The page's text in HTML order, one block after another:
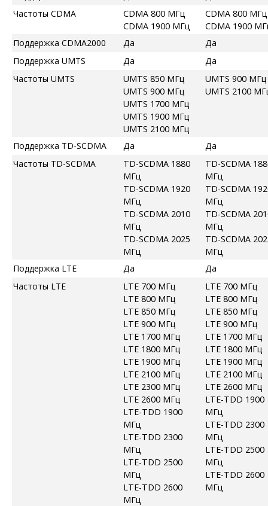
Частоты CDMA
CDMA 800 МГц
CDMA 1900 МГц
CDMA 800 МГц
CDMA 1900
Поддержка CDMA2000
Да
Да
Поддержка UMTS
Да
Да
Частоты UMTS
UMTS 850 МГц
UMTS 900 МГц
UMTS 1700 МГц
UMTS 1900 МГц
UMTS 2100 МГц
UMTS 900 МГц
UMTS 2100
Поддержка TD-SCDMA Да
Да
Частоты TD-SCDMA
TD-SCDMA 1880
МГц
TD-SCDMA 1920
МГц
TD-SCDMA 2010
МГц
TD-SCDMA 2025
МГц
TD-SCDMA
МГц
TD-SCDMA
МГц
TD-SCDMA
МГц
TD-SCDMA
МГц
Поддержка LTE
Да
Да
Частоты LTE
LTE 700 МГц
LTE 800 МГц
LTE 850 МГц
LTE 900 МГц
LTE 1700 МГц
LTE 1800 МГц
LTE 1900 МГц
LTE 2100 МГц
LTE 2300 МГц
LTE 2600 МГц
LTE-TDD 1900
МГц
LTE-TDD 2300
МГц
LTE-TDD 2500
МГц
LTE-TDD 2600
МГц
LTE 700 МГц
LTE 800 МГц
LTE 850 МГц
LTE 900 МГц
LTE 1700 МГц
LTE 1800 МГц
LTE 1900 МГц
LTE 2100 МГц
LTE 2600 МГц
LTE-TDD 1900
МГц
LTE-TDD 2300
МГц
LTE-TDD 2500
МГц
LTE-TDD 2600
МГц